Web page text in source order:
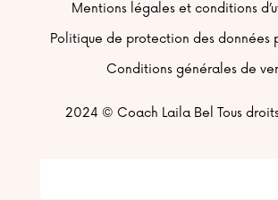
Mentions légales et conditions
Politique de protection des données
Conditions générales de
2024 © Coach Laila Bel Tous